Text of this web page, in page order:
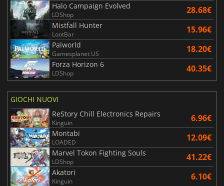
Halo Campaign Evolved
LDShop 28.68€
Mistfall Hunter
LootBar 15.96€
Palworld
Gamesplanet US 18.20€
Forza Horizon 6
LDShop 40.35€
GIOCHI NUOVI
ReStory Chill Electronics Repairs
Kinguin 6.96€
Montabi
LOADED 12.09€
Marvel Tokon Fighting Souls
LDShop 41.22€
Akatori
Kinguin 6.10€